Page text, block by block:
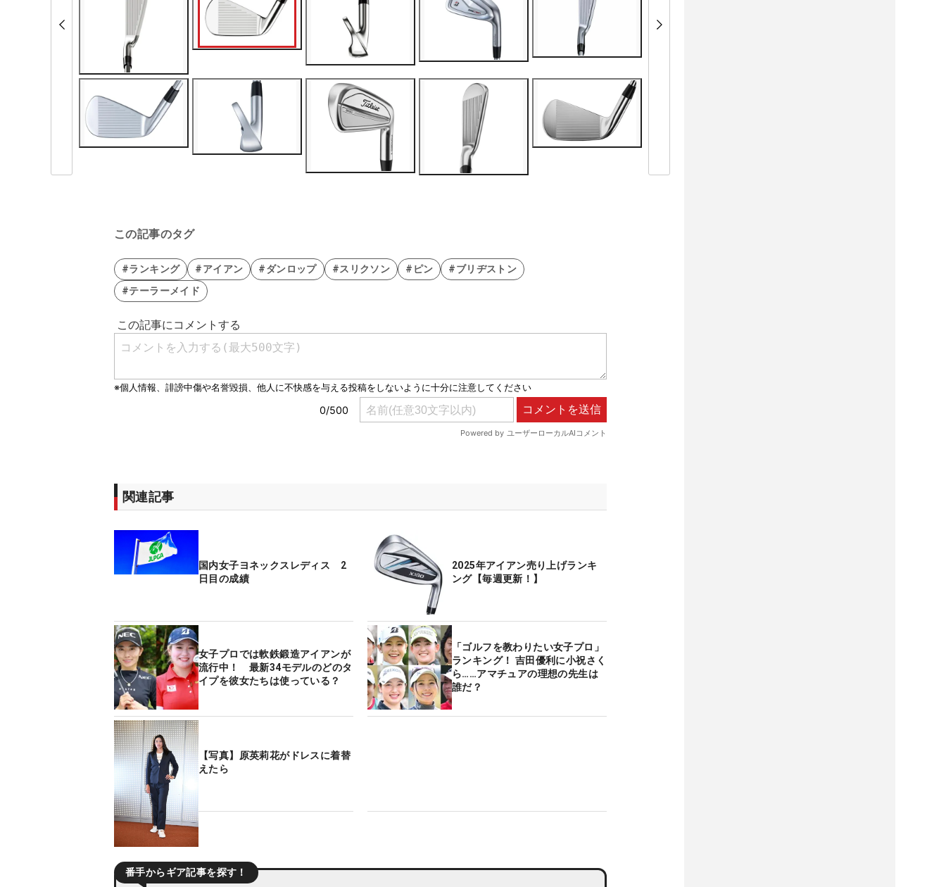
この記事のタグ
#ランキング #アイアン #ダンロップ #スリクソン #ピン
#ブリヂストン
#テーラーメイド
関連記事
国内女子ヨネックスレディス 2
日目の成績
2025年アイアン売り上げランキ
ング【毎週更新！】
女子プロでは軟鉄鍛造アイアンが
流行中！ 最新34モデルのどのタ
イプを彼女たちは使っている？
「ゴルフを教わりたい女子プロ」
ランキング！ 吉田優利に小祝さく
ら……アマチュアの理想の先生は
誰だ？
【写真】原英莉花がドレスに着替
えたら
番手からギア記事を探す！